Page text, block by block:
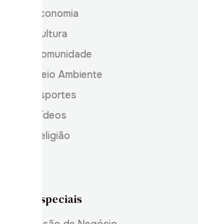
Economia
Cultura
Comunidade
Meio Ambiente
Esportes
Vídeos
Religião
Especiais